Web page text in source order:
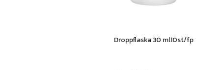
Droppflaska 30 ml10st/fp